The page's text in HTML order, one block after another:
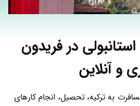
در فریدون
و آنلاین
به ترکیه، تحصیل، انجام کارهای